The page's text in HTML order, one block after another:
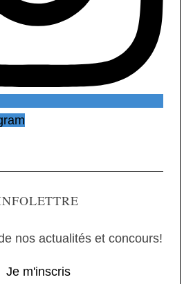
nos actualités et concours!
Je m'inscris